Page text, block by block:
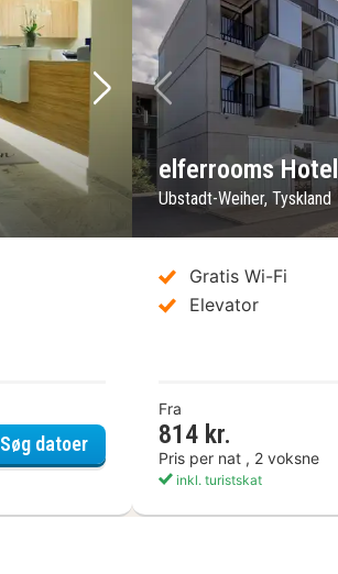
Næste billede
Søg datoerSeehotel Forst
Forrige billede
elferrooms Hotel
Ubstadt-Weiher, Tyskland
Gratis Wi-Fi
Elevator
Fra
814 kr.
Pris per nat , 2 voksne
inkl. turistskat